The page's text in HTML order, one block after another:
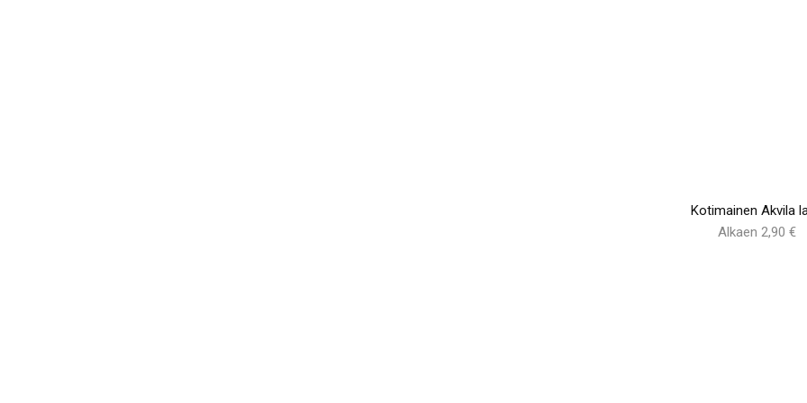
Kotimainen Akvila
Alkaen 2,90 €